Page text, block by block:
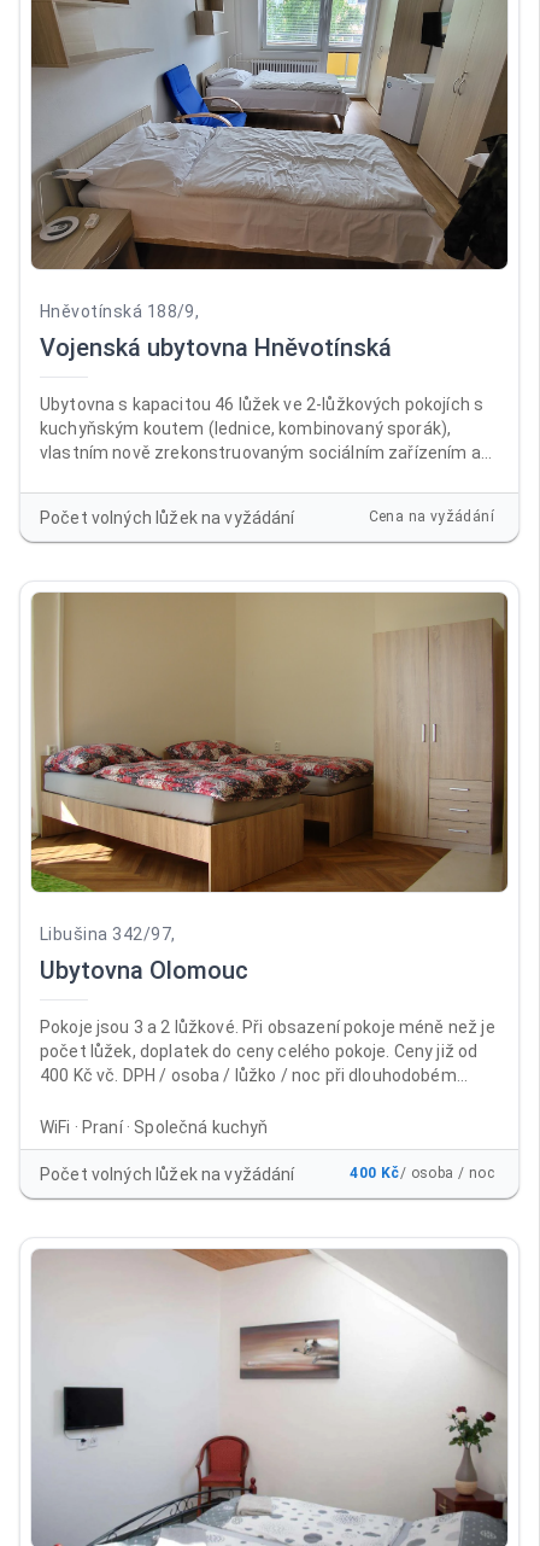
Hněvotínská 188/9,
Vojenská ubytovna Hněvotínská
Ubytovna s kapacitou 46 lůžek ve 2-lůžkových pokojích s
kuchyňským koutem (lednice, kombinovaný sporák),
vlastním nově zrekonstruovaným sociálním zařízením a
ubytovnou vlastní parkoviště. Společenská místnost
vybavená novým nábytkem a LCD TV. Prádelna. Na pokojích
Počet volných lůžek na vyžádání Cena na vyžádání
Libušina 342/97,
Ubytovna Olomouc
Pokoje jsou 3 a 2 lůžkové. Při obsazení pokoje méně než je
počet lůžek, doplatek do ceny celého pokoje. Ceny již od
400 Kč vč. DPH / osoba / lůžko / noc při dlouhodobém
/ lůžko / noc od 10 nocí 500 Kč /osoba / lůžko / noc 15 - 30
nocí 450 Kč / osoba / lůžko / noc při platbě na 30 nocí
dopředu 400 Kč / osoba / lůžko /noc Cena již obsahuje
poplatek městu 21Kč/noc
WiFi · Praní · Společná kuchyň
Počet volných lůžek na vyžádání 400 Kč/ osoba / noc